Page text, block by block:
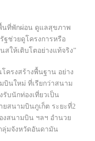
นที่พักผ่อน ดูแลสุขภาพ
ฐช่วยดูโครงการหรือ
สให้เติบโตอย่างแท้จริง”
ครงสร้างพื้นฐาน อย่าง
นใหม่ ที่เรียกว่าสนาม
บนักท่องเที่ยวเป็น
ยสนามบินภูเก็ต ระยะที่2
งสนามบิน ฯลฯ อำนวย
ลุ่มจังหวัดอันดามัน